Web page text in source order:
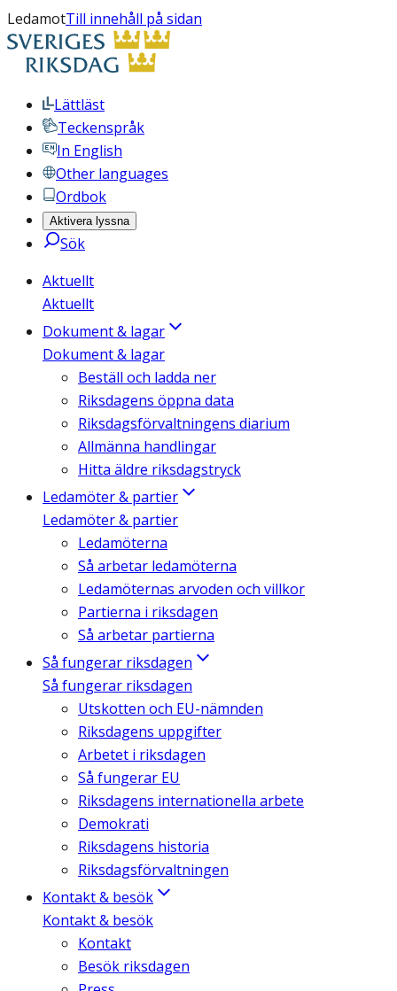
LedamotTill innehåll på sidan
Lättläst
Teckenspråk
In English
Other languages
Ordbok
Aktivera lyssna
Sök
Aktuellt
Aktuellt
Dokument & lagar
Dokument & lagar
Beställ och ladda ner
Riksdagens öppna data
Riksdagsförvaltningens diarium
Allmänna handlingar
Hitta äldre riksdagstryck
Ledamöter & partier
Ledamöter & partier
Ledamöterna
Så arbetar ledamöterna
Ledamöternas arvoden och villkor
Partierna i riksdagen
Så arbetar partierna
Så fungerar riksdagen
Så fungerar riksdagen
Utskotten och EU-nämnden
Riksdagens uppgifter
Arbetet i riksdagen
Så fungerar EU
Riksdagens internationella arbete
Demokrati
Riksdagens historia
Riksdagsförvaltningen
Kontakt & besök
Kontakt & besök
Kontakt
Besök riksdagen